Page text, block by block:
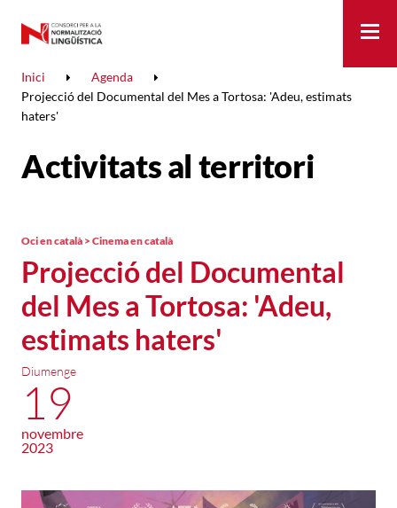
Inici
Agenda
Projecció del Documental del Mes a Tortosa: 'Adeu, estimats
haters'
Activitats al territori
Projecció del Documental
del Mes a Tortosa: 'Adeu,
estimats haters'
Oci en català > Cinema en català
Diumenge
19
novembre
2023